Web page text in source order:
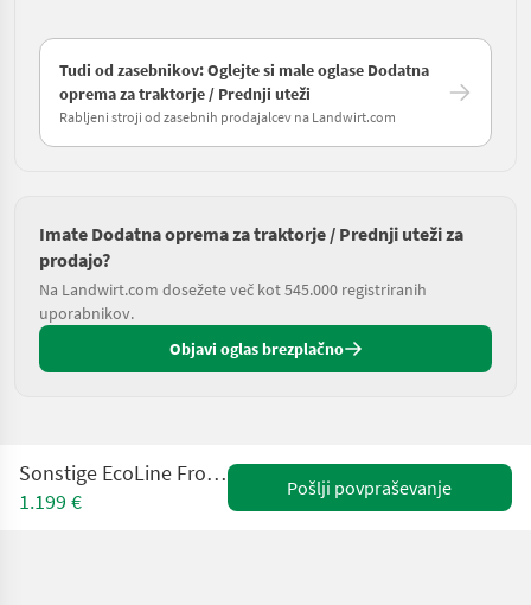
Tudi od zasebnikov: Oglejte si male oglase Dodatna
oprema za traktorje / Prednji uteži
Rabljeni stroji od zasebnih prodajalcev na Landwirt.com
Imate Dodatna oprema za traktorje / Prednji uteži za
prodajo?
Na Landwirt.com dosežete več kot 545.000 registriranih
uporabnikov.
Objavi oglas brezplačno
Sonstige EcoLine Frontgewicht 1050 + Box
1.199 €
Pošlji povpraševanje